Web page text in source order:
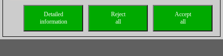
Accept
all
Reject
all
Detailed
information